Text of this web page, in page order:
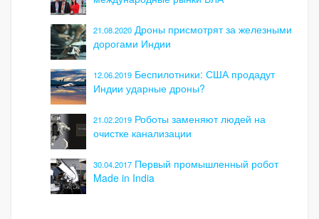
21.08.2020 Дроны присмотрят за железными
дорогами Индии
12.06.2019 Беспилотники: США продадут
Индии ударные дроны?
21.02.2019 Роботы заменяют людей на
очистке канализации
30.04.2017 Первый промышленный робот
Made in India